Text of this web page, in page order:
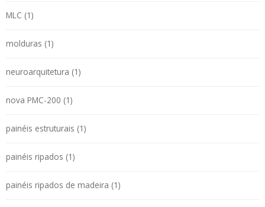
MLC (1)
molduras (1)
neuroarquitetura (1)
nova PMC-200 (1)
painéis estruturais (1)
painéis ripados (1)
painéis ripados de madeira (1)